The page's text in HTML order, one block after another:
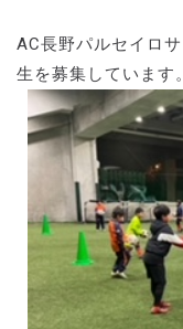
AC長野パルセイロ
生を募集しています。